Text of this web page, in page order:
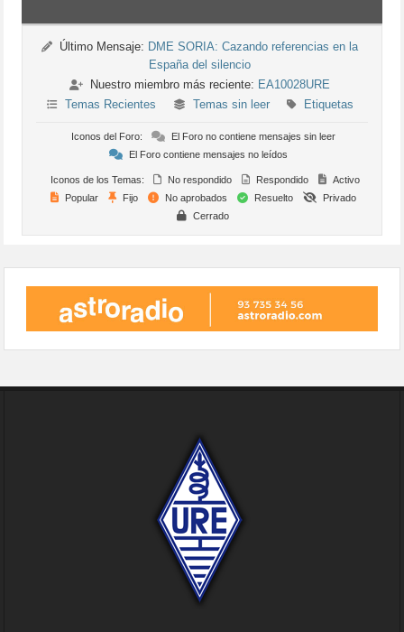
Último Mensaje: DME SORIA: Cazando referencias en la
España del silencio
Nuestro miembro más reciente: EA10028URE
Temas Recientes
Temas sin leer Etiquetas
Iconos del Foro:
El Foro no contiene mensajes sin leer
El Foro contiene mensajes no leídos
Iconos de los Temas: No respondido Respondido
Activo
Popular
Fijo No aprobados Resuelto
Privado
Cerrado